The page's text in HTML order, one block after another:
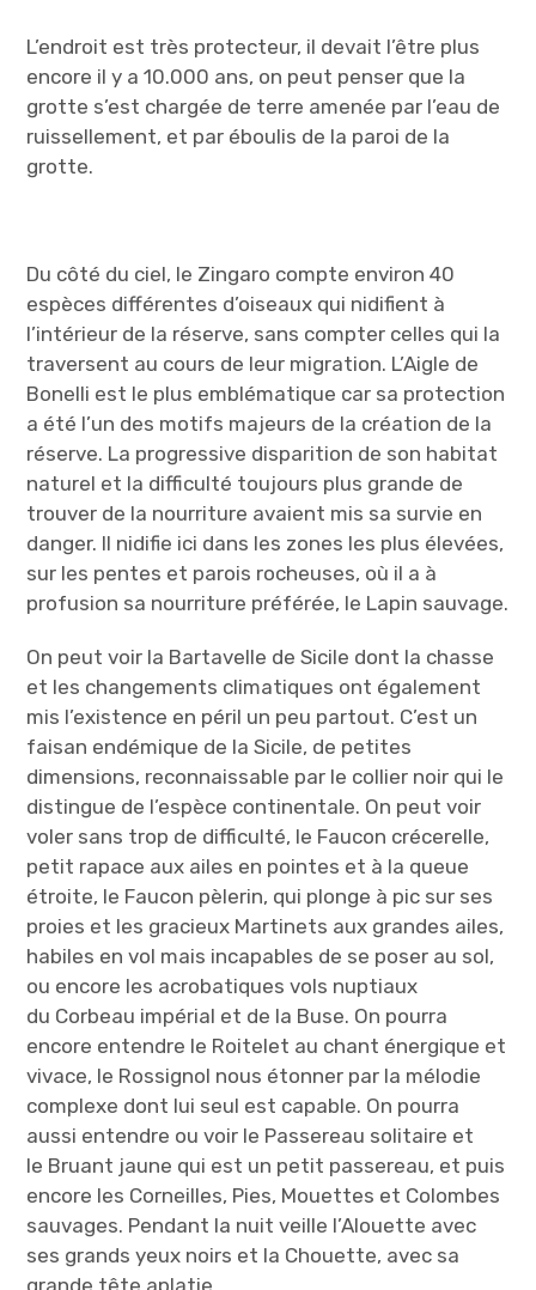
L’endroit est très protecteur, il devait l’être plus
encore il y a 10.000 ans, on peut penser que la
grotte s’est chargée de terre amenée par l’eau de
ruissellement, et par éboulis de la paroi de la
grotte.
Du côté du ciel, le Zingaro compte environ 40
espèces différentes d’oiseaux qui nidifient à
l’intérieur de la réserve, sans compter celles qui la
traversent au cours de leur migration. L’Aigle de
Bonelli est le plus emblématique car sa protection
a été l’un des motifs majeurs de la création de la
réserve. La progressive disparition de son habitat
naturel et la difficulté toujours plus grande de
trouver de la nourriture avaient mis sa survie en
danger. Il nidifie ici dans les zones les plus élevées,
sur les pentes et parois rocheuses, où il a à
profusion sa nourriture préférée, le Lapin sauvage.
On peut voir la Bartavelle de Sicile dont la chasse
et les changements climatiques ont également
mis l’existence en péril un peu partout. C’est un
faisan endémique de la Sicile, de petites
dimensions, reconnaissable par le collier noir qui le
distingue de l’espèce continentale. On peut voir
voler sans trop de difficulté, le Faucon crécerelle,
petit rapace aux ailes en pointes et à la queue
étroite, le Faucon pèlerin, qui plonge à pic sur ses
proies et les gracieux Martinets aux grandes ailes,
habiles en vol mais incapables de se poser au sol,
ou encore les acrobatiques vols nuptiaux
du Corbeau impérial et de la Buse. On pourra
encore entendre le Roitelet au chant énergique et
vivace, le Rossignol nous étonner par la mélodie
complexe dont lui seul est capable. On pourra
aussi entendre ou voir le Passereau solitaire et
le Bruant jaune qui est un petit passereau, et puis
encore les Corneilles, Pies, Mouettes et Colombes
sauvages. Pendant la nuit veille l’Alouette avec
ses grands yeux noirs et la Chouette, avec sa
grande tête aplatie.